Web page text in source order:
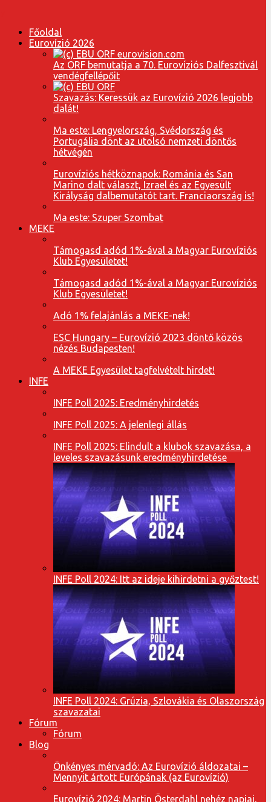
Főoldal
Eurovízió 2026
Az ORF bemutatja a 70. Eurovíziós Dalfesztivál
vendégfellépőit
Szavazás: Keressük az Eurovízió 2026 legjobb
dalát!
Ma este: Lengyelország, Svédország és
Portugália dönt az utolsó nemzeti döntős
hétvégén
Eurovíziós hétköznapok: Románia és San
Marino dalt választ, Izrael és az Egyesült
Királyság dalbemutatót tart. Franciaország is!
Ma este: Szuper Szombat
MEKE
Támogasd adód 1%-ával a Magyar Eurovíziós
Klub Egyesületet!
Támogasd adód 1%-ával a Magyar Eurovíziós
Klub Egyesületet!
Adó 1% felajánlás a MEKE-nek!
ESC Hungary – Eurovízió 2023 döntő közös
nézés Budapesten!
A MEKE Egyesület tagfelvételt hirdet!
INFE
INFE Poll 2025: Eredményhirdetés
INFE Poll 2025: A jelenlegi állás
INFE Poll 2025: Elindult a klubok szavazása, a
leveles szavazásunk eredményhirdetése
INFE Poll 2024: Itt az ideje kihirdetni a győztest!
INFE Poll 2024: Grúzia, Szlovákia és Olaszország
szavazatai
Fórum
Fórum
Blog
Önkényes mérvadó: Az Eurovízió áldozatai –
Mennyit ártott Európának (az Eurovízió)
Eurovízió 2024: Martin Österdahl nehéz napjai,